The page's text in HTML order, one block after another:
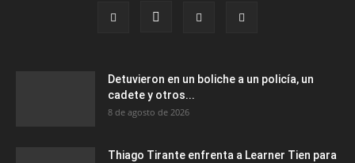
Detuvieron en un boliche a un policía, un
cadete y otros...
8 de agosto de 2026
Thiago Tirante enfrenta a Learner Tien para